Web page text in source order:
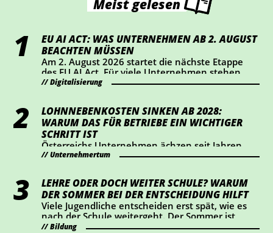
Meist gelesen
EU AI ACT: WAS UNTERNEHMEN AB 2. AUGUST
BEACHTEN MÜSSEN
Am 2. August 2026 startet die nächste Etappe
des EU AI Act. Für viele Unternehmen stehen
dabei vor allem Transparenz und Kennzeichnung
sollte jetzt prüfen, ob Handlungsbedarf besteht.
Digitalisierung
LOHNNEBENKOSTEN SINKEN AB 2028:
WARUM DAS FÜR BETRIEBE EIN WICHTIGER
SCHRITT IST
Österreichs Unternehmen ächzen seit Jahren
unter hohen Lohnnebenkosten. Die
bedeutet eine Entlastung von rund 2 Mrd. Euro
für Österreichs Betriebe. Wir haben
nachgerechnet, wie sich das konkret auswirkt.
Unternehmertum
LEHRE ODER DOCH WEITER SCHULE? WARUM
DER SOMMER BEI DER ENTSCHEIDUNG HILFT
Viele Jugendliche entscheiden erst spät, wie es
nach der Schule weitergeht. Der Sommer ist
ideal, um Lehrberufe auszuprobieren und Fragen
Bildung